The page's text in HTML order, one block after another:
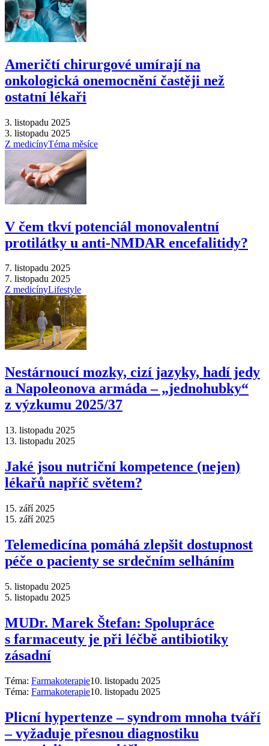
Američtí chirurgové umírají na
onkologická onemocnění častěji než
ostatní lékaři
3. listopadu 2025
3. listopadu 2025
Z medicínyTéma měsíce
V čem tkví potenciál monovalentní
protilátky u anti-NMDAR encefalitidy?
7. listopadu 2025
7. listopadu 2025
Z medicínyLifestyle
Nestárnoucí mozky, cizí jazyky, hadí jedy
a Napoleonova armáda –⁠ „jednohubky“
z výzkumu 2025/37
13. listopadu 2025
13. listopadu 2025
Jaké jsou nutriční kompetence (nejen)
lékařů napříč světem?
15. září 2025
15. září 2025
Telemedicína pomáhá zlepšit dostupnost
péče o pacienty se srdečním selháním
5. listopadu 2025
5. listopadu 2025
MUDr. Marek Štefan: Spolupráce
s farmaceuty je při léčbě antibiotiky
zásadní
Téma: Farmakoterapie10. listopadu 2025
Téma: Farmakoterapie10. listopadu 2025
Plicní hypertenze –⁠ syndrom mnoha tváří
–⁠ vyžaduje přesnou diagnostiku